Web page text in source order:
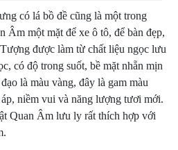
có lá bồ đề cũng là một trong
Âm một mặt để xe ô tô, để bàn đẹp,
được làm từ chất liệu ngọc lưu
có độ trong suốt, bề mặt nhẵn mịn
là màu vàng, đây là gam màu
niềm vui và năng lượng tươi mới.
Quan Âm lưu ly rất thích hợp với